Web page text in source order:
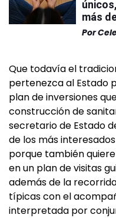
más
Por
Que todavía el
pertenezca al Estado
plan de inversiones
construcción de
secretario de Estado
de los más
porque también
en un plan de visitas
además de la
típicas con el
interpretada por